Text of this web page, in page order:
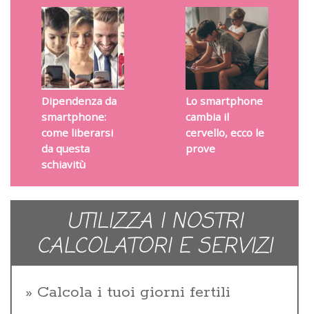
Dipendenza da
smartphone:
come liberarsi
da questa
schiavitù
Lo smartphone
cambia il
cervello, ecco le
prove
UTILIZZA I NOSTRI
CALCOLATORI E SERVIZI
Calcola i tuoi giorni fertili